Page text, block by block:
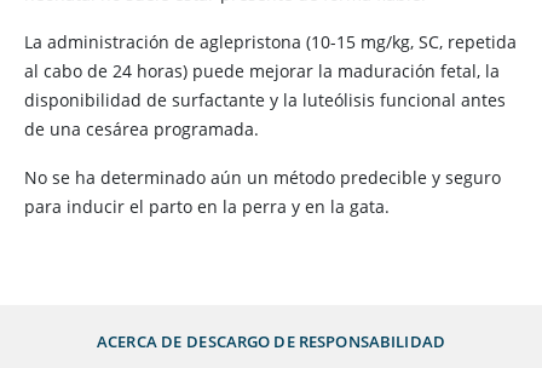
La administración de aglepristona (10-15 mg/kg, SC, repetida
al cabo de 24 horas) puede mejorar la maduración fetal, la
disponibilidad de surfactante y la luteólisis funcional antes
de una cesárea programada.
No se ha determinado aún un método predecible y seguro
para inducir el parto en la perra y en la gata.
ACERCA DE DESCARGO DE RESPONSABILIDAD